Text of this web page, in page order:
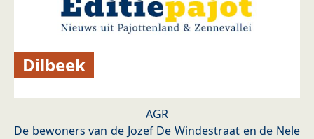
Dilbeek
AGR
De bewoners van de Jozef De Windestraat en de Nele